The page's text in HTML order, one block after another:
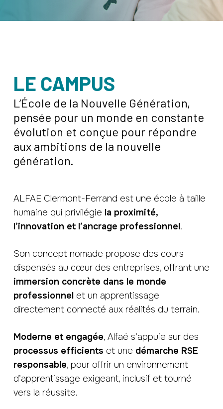
LE CAMPUS
L’École de la Nouvelle Génération,
pensée pour un monde en constante
évolution et conçue pour répondre
aux ambitions de la nouvelle
génération.
ALFAE Clermont-Ferrand est une école à taille
humaine qui privilégie la proximité,
l’innovation et l’ancrage professionnel.
Son concept nomade propose des cours
dispensés au cœur des entreprises, offrant une
immersion concrète dans le monde
professionnelet un apprentissage
directement connecté aux réalités du terrain.
Moderne et engagée, Alfaé s’appuie sur des
processus efficients et une démarche RSE
responsable, pour offrir un environnement
d’apprentissage exigeant, inclusif et tourné
vers la réussite.